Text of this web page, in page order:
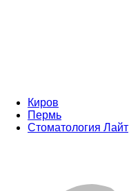
Киров
Пермь
Стоматология Лайт